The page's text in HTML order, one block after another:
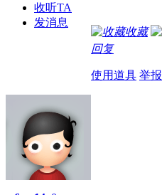
收听TA
发消息
收藏
回复
使用道具 举报